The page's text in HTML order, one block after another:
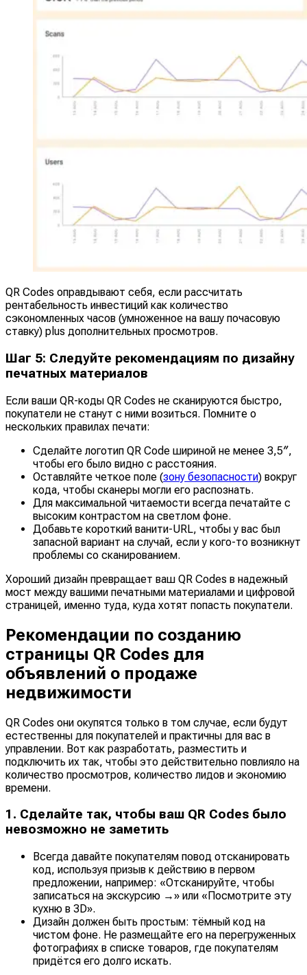
QR Codes оправдывают себя, если рассчитать
рентабельность инвестиций как количество
сэкономленных часов (умноженное на вашу почасовую
ставку) plus дополнительных просмотров.
Шаг 5: Следуйте рекомендациям по дизайну
печатных материалов
Если ваши QR-коды QR Codes не сканируются быстро,
покупатели не станут с ними возиться. Помните о
нескольких правилах печати:
Сделайте логотип QR Code шириной не менее 3,5″,
чтобы его было видно с расстояния.
Оставляйте четкое поле (зону безопасности) вокруг
кода, чтобы сканеры могли его распознать.
Для максимальной читаемости всегда печатайте с
высоким контрастом на светлом фоне.
Добавьте короткий ванити-URL, чтобы у вас был
запасной вариант на случай, если у кого-то возникнут
проблемы со сканированием.
Хороший дизайн превращает ваш QR Codes в надежный
мост между вашими печатными материалами и цифровой
страницей, именно туда, куда хотят попасть покупатели.
Рекомендации по созданию
страницы QR Codes для
объявлений о продаже
недвижимости
QR Codes они окупятся только в том случае, если будут
естественны для покупателей и практичны для вас в
управлении. Вот как разработать, разместить и
подключить их так, чтобы это действительно повлияло на
количество просмотров, количество лидов и экономию
времени.
1. Сделайте так, чтобы ваш QR Codes было
невозможно не заметить
Всегда давайте покупателям повод отсканировать
код, используя призыв к действию в первом
предложении, например: «Отсканируйте, чтобы
записаться на экскурсию →» или «Посмотрите эту
кухню в 3D».
Дизайн должен быть простым: тёмный код на
чистом фоне. Не размещайте его на перегруженных
фотографиях в списке товаров, где покупателям
придётся его долго искать.